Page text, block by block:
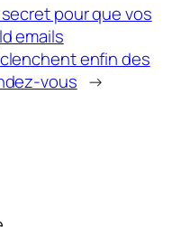
pour que vos
emails
enfin des
vous →